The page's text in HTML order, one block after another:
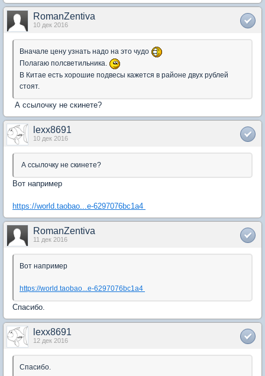
RomanZentiva
10 дек 2016
Вначале цену узнать надо на это чудо
Полагаю полсветильника.
В Китае есть хорошие подвесы кажется в районе двух рублей
стоят.
А ссылочку не скинете?
lexx8691
10 дек 2016
А ссылочку не скинете?
Вот например
https://world.taobao...e-6297076bc1a4
RomanZentiva
11 дек 2016
Вот например
https://world.taobao...e-6297076bc1a4
Спасибо.
lexx8691
12 дек 2016
Спасибо.